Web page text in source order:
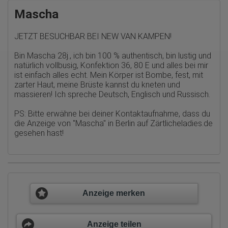
erstellt werden. Diese Informationen wird Google gegebenenfalls
von Google verarbeiten. Die IP-Adresse der Nutzer wird von
oder in anderen Vertragsstaaten des Abkommens über den
Europäischen Wirtschaftsraum gekürzt, dies bedeutet, dass alle
Daten anonym erhoben werden. Nur in Ausnahmefällen wird die
volle IP-Adresse an einen Server von Google in den USA
übertragen und dort gekürzt. Die von dem Browser des Nutzers
übermittelte IP-Adresse wird nicht mit anderen Daten von Google
Erhobene Informationen zum Besucherverhalten sind folgende:
Herkunft (Land und Stadt)
Besucherquelle (Facebook, Suchmaschine oder
verweisende Webseite)
Welche Dateien wurden heruntergeladen?
Wurden Werbebanner angeklickt?
Wohin ging der Besucher? Klickte er auf weitere Seiten des
Mascha
JETZT BESUCHBAR BEI NEW VAN KAMPEN!
Bin Mascha 28j., ich bin 100 % authentisch, bin lustig und
natürlich vollbusig, Konfektion 36, 80 E und alles bei mir
ist einfach alles echt. Mein Körper ist Bombe, fest, mit
zarter Haut, meine Brüste kannst du kneten und
massieren! Ich spreche Deutsch, Englisch und Russisch.
PS: Bitte erwähne bei deiner Kontaktaufnahme, dass du
die Anzeige von "Mascha" in Berlin auf Zärtlicheladies.de
gesehen hast!
Anzeige merken
Anzeige teilen